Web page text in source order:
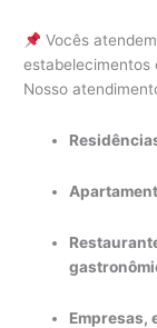
Vocês
estabelecimentos
Nosso
Empresas,